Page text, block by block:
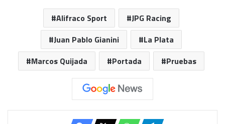
Alifraco Sport
JPG Racing
Juan Pablo Gianini
La Plata
Marcos Quijada
Portada Pruebas